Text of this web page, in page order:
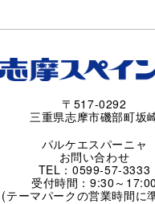
〒517-0292
三重県志摩市磯部町坂
パルケエスパーニャ
お問い合わせ
TEL：0599-57-3333
受付時間：9:30～17:00
(テーマパークの営業時間に